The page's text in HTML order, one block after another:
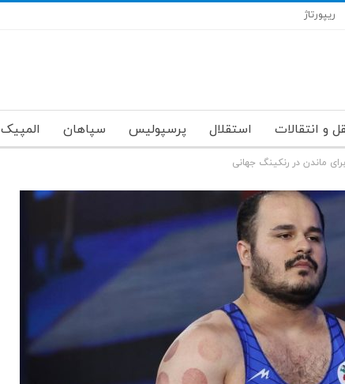
ریپورتاژ
و انتقالات استقلال پرسپولیس سپاهان المپیک
ماندن در رنکینگ جهانی